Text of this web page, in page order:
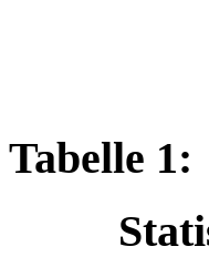
Tabelle 1: